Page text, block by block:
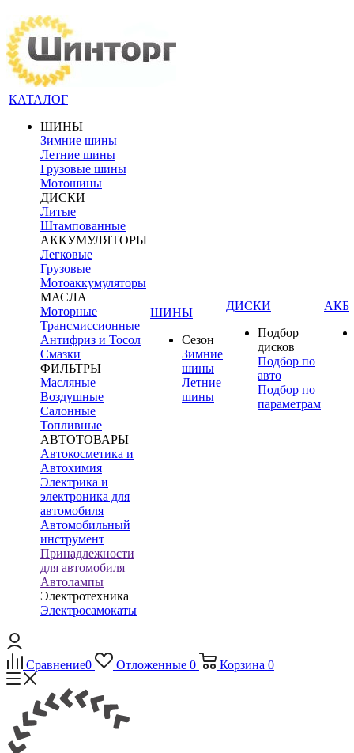
КАТАЛОГ
ШИНЫ
Зимние шины
Летние шины
Грузовые шины
Мотошины
ДИСКИ
Литые
Штампованные
АККУМУЛЯТОРЫ
Легковые
Грузовые
Мотоаккумуляторы
МАСЛА
Моторные
Трансмиссионные
Антифриз и Тосол
Смазки
ФИЛЬТРЫ
Масляные
Воздушные
Салонные
Топливные
АВТОТОВАРЫ
Автокосметика и
Автохимия
Электрика и
электроника для
автомобиля
Автомобильный
инструмент
Принадлежности
для автомобиля
Автолампы
Электротехника
Электросамокаты
ШИНЫ
Сезон
Зимние
шины
Летние
шины
ДИСКИ
Подбор
дисков
Подбор по
авто
Подбор по
параметрам
АКБ
Сравнение0 Отложенные 0 Корзина 0